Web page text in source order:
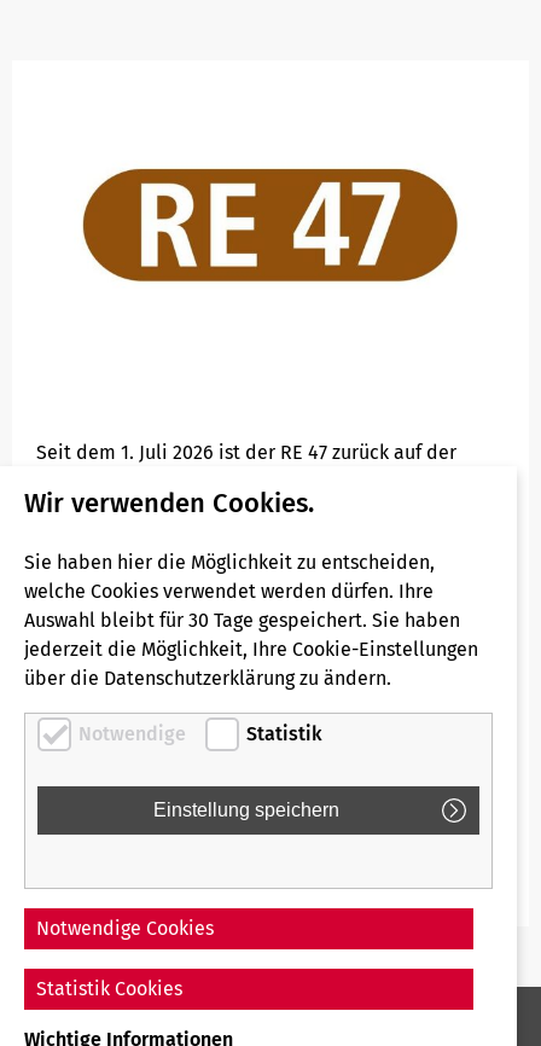
Seit dem 1. Juli 2026 ist der RE 47 zurück auf der
umsteigefreien Direktverbindung die Region
Entdecken Sie mit dem RE 47 den Brückenpark
Müngsten rund um Europas höchster
Eisenbahnbrücke, Schloss Burg, die Klingenstadt
Solingen, das Werkzeugmuseum oder das Deutsche
Entspannen Sie bei einer traditionellen "Bergischen
Dröppelminna und lernen Sie kulinarische
Traditionen und Epochen des Bergischen Landes
Wir verwenden Cookies.
Sie haben hier die Möglichkeit zu entscheiden,
welche Cookies verwendet werden dürfen. Ihre
Auswahl bleibt für 30 Tage gespeichert. Sie haben
jederzeit die Möglichkeit, Ihre Cookie-Einstellungen
über die Datenschutzerklärung zu ändern.
Notwendige Statistik
Notwendige Cookies
Statistik Cookies
Wichtige Informationen